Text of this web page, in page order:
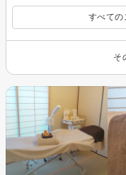
すべての
そ